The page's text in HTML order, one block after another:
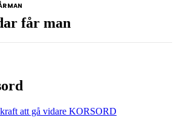
MAN
får man